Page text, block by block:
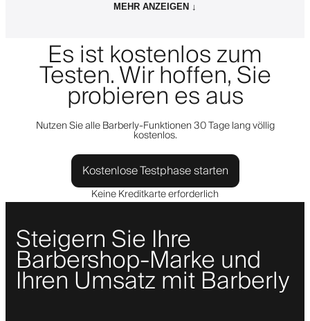
MEHR ANZEIGEN ↓
Es ist kostenlos zum
Testen. Wir hoffen, Sie
probieren es aus
Nutzen Sie alle Barberly-Funktionen 30 Tage lang völlig
kostenlos.
Kostenlose Testphase starten
Keine Kreditkarte erforderlich
Steigern Sie Ihre
Barbershop-Marke und
Ihren Umsatz mit Barberly